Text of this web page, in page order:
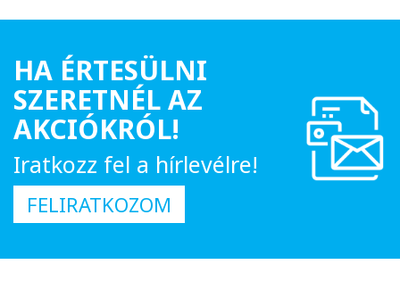
HA ÉRTESÜLNI
SZERETNÉL AZ
AKCIÓKRÓL!
Iratkozz fel a hírlevélre!
FELIRATKOZOM